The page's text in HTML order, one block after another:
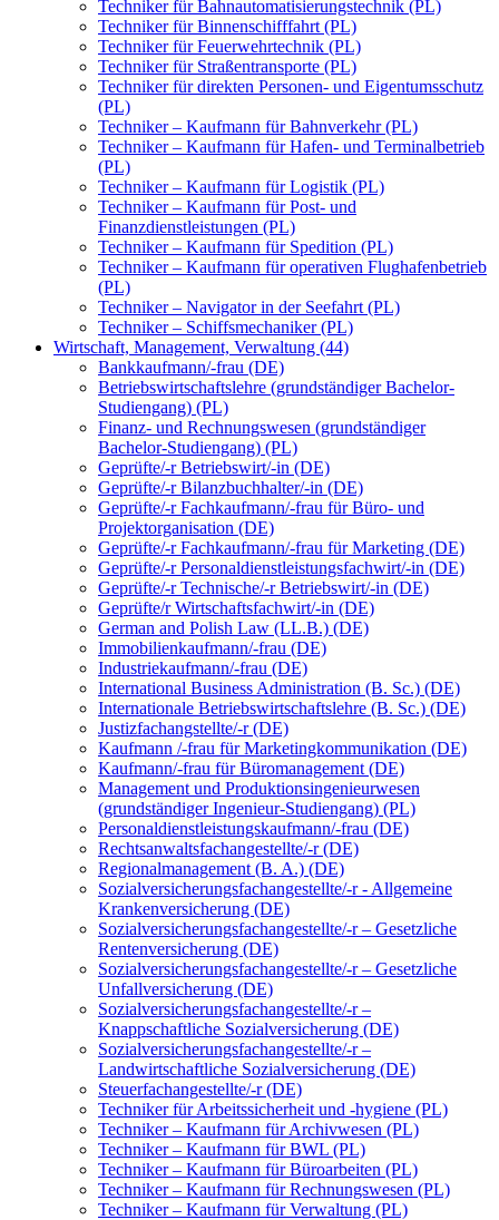
Techniker für Bahnautomatisierungstechnik (PL)
Techniker für Binnenschifffahrt (PL)
Techniker für Feuerwehrtechnik (PL)
Techniker für Straßentransporte (PL)
Techniker für direkten Personen- und Eigentumsschutz
(PL)
Techniker – Kaufmann für Bahnverkehr (PL)
Techniker – Kaufmann für Hafen- und Terminalbetrieb
(PL)
Techniker – Kaufmann für Logistik (PL)
Techniker – Kaufmann für Post- und
Finanzdienstleistungen (PL)
Techniker – Kaufmann für Spedition (PL)
Techniker – Kaufmann für operativen Flughafenbetrieb
(PL)
Techniker – Navigator in der Seefahrt (PL)
Techniker – Schiffsmechaniker (PL)
Wirtschaft, Management, Verwaltung (44)
Bankkaufmann/-frau (DE)
Betriebswirtschaftslehre (grundständiger Bachelor-
Studiengang) (PL)
Finanz- und Rechnungswesen (grundständiger
Bachelor-Studiengang) (PL)
Geprüfte/-r Betriebswirt/-in (DE)
Geprüfte/-r Bilanzbuchhalter/-in (DE)
Geprüfte/-r Fachkaufmann/-frau für Büro- und
Projektorganisation (DE)
Geprüfte/-r Fachkaufmann/-frau für Marketing (DE)
Geprüfte/-r Personaldienstleistungsfachwirt/-in (DE)
Geprüfte/-r Technische/-r Betriebswirt/-in (DE)
Geprüfte/r Wirtschaftsfachwirt/-in (DE)
German and Polish Law (LL.B.) (DE)
Immobilienkaufmann/-frau (DE)
Industriekaufmann/-frau (DE)
International Business Administration (B. Sc.) (DE)
Internationale Betriebswirtschaftslehre (B. Sc.) (DE)
Justizfachangstellte/-r (DE)
Kaufmann /-frau für Marketingkommunikation (DE)
Kaufmann/-frau für Büromanagement (DE)
Management und Produktionsingenieurwesen
(grundständiger Ingenieur-Studiengang) (PL)
Personaldienstleistungskaufmann/-frau (DE)
Rechtsanwaltsfachangestellte/-r (DE)
Regionalmanagement (B. A.) (DE)
Sozialversicherungsfachangestellte/-r - Allgemeine
Krankenversicherung (DE)
Sozialversicherungsfachangestellte/-r – Gesetzliche
Rentenversicherung (DE)
Sozialversicherungsfachangestellte/-r – Gesetzliche
Unfallversicherung (DE)
Sozialversicherungsfachangestellte/-r –
Knappschaftliche Sozialversicherung (DE)
Sozialversicherungsfachangestellte/-r –
Landwirtschaftliche Sozialversicherung (DE)
Steuerfachangestellte/-r (DE)
Techniker für Arbeitssicherheit und -hygiene (PL)
Techniker – Kaufmann für Archivwesen (PL)
Techniker – Kaufmann für BWL (PL)
Techniker – Kaufmann für Büroarbeiten (PL)
Techniker – Kaufmann für Rechnungswesen (PL)
Techniker – Kaufmann für Verwaltung (PL)